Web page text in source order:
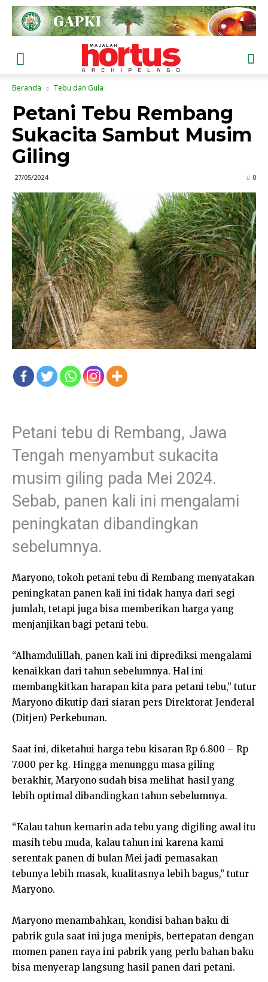
Beranda Tebu dan Gula
Petani Tebu Rembang
Sukacita Sambut Musim
Giling
27/05/2024 0
Petani tebu di Rembang, Jawa
Tengah menyambut sukacita
musim giling pada Mei 2024.
Sebab, panen kali ini mengalami
peningkatan dibandingkan
sebelumnya.
Maryono, tokoh petani tebu di Rembang menyatakan
peningkatan panen kali ini tidak hanya dari segi
jumlah, tetapi juga bisa memberikan harga yang
menjanjikan bagi petani tebu.
“Alhamdulillah, panen kali ini diprediksi mengalami
kenaikkan dari tahun sebelumnya. Hal ini
membangkitkan harapan kita para petani tebu,” tutur
Maryono dikutip dari siaran pers Direktorat Jenderal
(Ditjen) Perkebunan.
Saat ini, diketahui harga tebu kisaran Rp 6.800 – Rp
7.000 per kg. Hingga menunggu masa giling
berakhir, Maryono sudah bisa melihat hasil yang
lebih optimal dibandingkan tahun sebelumnya.
“Kalau tahun kemarin ada tebu yang digiling awal itu
masih tebu muda, kalau tahun ini karena kami
serentak panen di bulan Mei jadi pemasakan
tebunya lebih masak, kualitasnya lebih bagus,” tutur
Maryono.
Maryono menambahkan, kondisi bahan baku di
pabrik gula saat ini juga menipis, bertepatan dengan
momen panen raya ini pabrik yang perlu bahan baku
bisa menyerap langsung hasil panen dari petani.